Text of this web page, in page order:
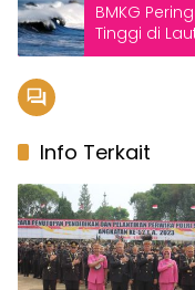
BMKG
Tinggi di
Info Terkait